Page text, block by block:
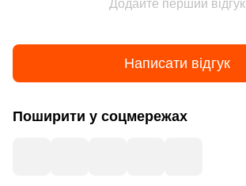
Додайте перший відгук
Написати відгук
Поширити у соцмережах